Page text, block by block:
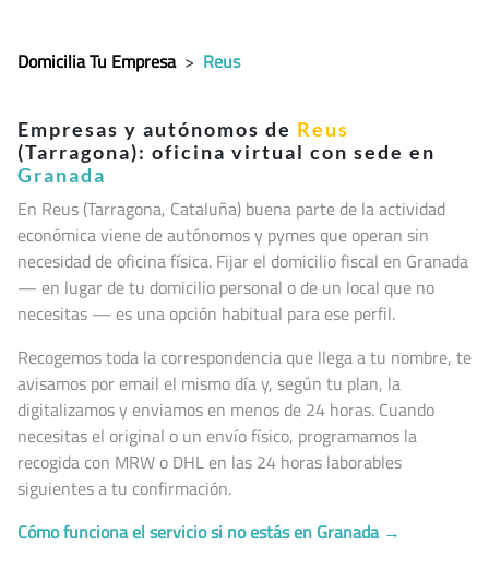
Domicilia Tu Empresa > Reus
Empresas y autónomos de Reus
(Tarragona): oficina virtual con sede en
Granada
En Reus (Tarragona, Cataluña) buena parte de la actividad
económica viene de autónomos y pymes que operan sin
necesidad de oficina física. Fijar el domicilio fiscal en Granada
— en lugar de tu domicilio personal o de un local que no
necesitas — es una opción habitual para ese perfil.
Recogemos toda la correspondencia que llega a tu nombre, te
avisamos por email el mismo día y, según tu plan, la
digitalizamos y enviamos en menos de 24 horas. Cuando
necesitas el original o un envío físico, programamos la
recogida con MRW o DHL en las 24 horas laborables
siguientes a tu confirmación.
Cómo funciona el servicio si no estás en Granada →